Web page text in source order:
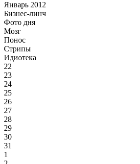
Январь 2012
Бизнес-линч
Фото дня
Мозг
Понос
Стрипы
Идиотека
22
23
24
25
26
27
28
29
30
31
1